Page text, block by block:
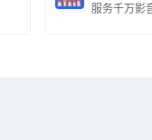
服务千万影